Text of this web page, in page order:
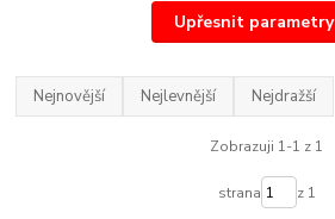
Upřesnit parametry
Nejnovější Nejlevnější Nejdražší
Zobrazuji 1-1 z 1
strana z 1